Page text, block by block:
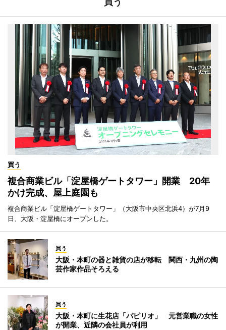
買う
複合商業ビル「淀屋橋ゲートタワー」開業 20年
かけ完成、屋上庭園も
複合商業ビル「淀屋橋ゲートタワー」（大阪市中央区北浜4）が7月9
日、大阪・淀屋橋にオープンした。
買う
大阪・本町の器と雑貨の店が移転 関西・九州の陶
芸作家作品そろえる
買う
大阪・本町に生花店「パピリオ」 元営業職の女性
が開業、近隣の会社員が利用